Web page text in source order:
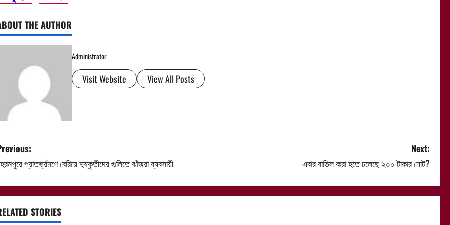
THE AUTHOR
Administrator
Visit Website View All Posts
প্রাতর্ভ্রমণে বেরিয়ে দুষ্কৃতীদের গুলিতে ঝাঁজরা ব্যবসায়ী
Next:
এবার বাতিল করা হতে চলেছে ২০০ টাকার নোট?
STORIES